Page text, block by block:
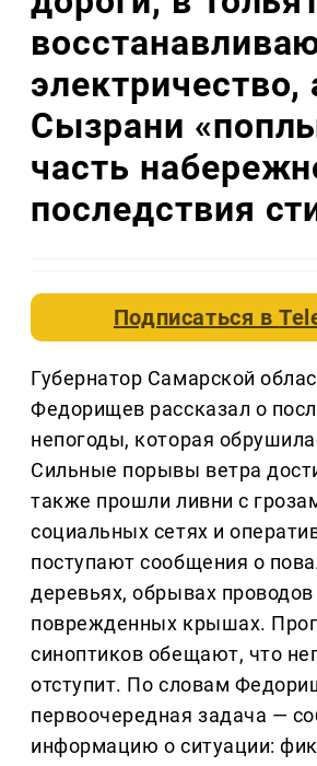
электричество,
Сызрани
часть
последствия
Подписаться в
Губернатор Самарской
Федорищев рассказал о
непогоды, которая
Сильные порывы ветра
также прошли ливни с
социальных сетях и
поступают сообщения о
деревьях, обрывах проводов
поврежденных крышах.
синоптиков обещают, что
отступит. По словам
первоочередная задача —
информацию о ситуации: